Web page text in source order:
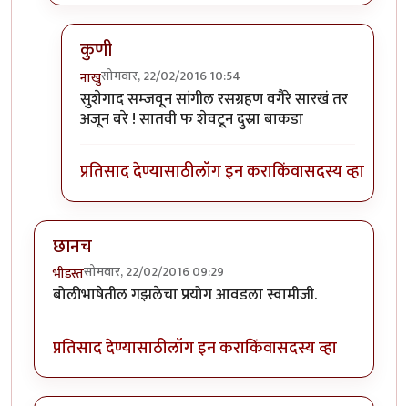
कुणी
नाखुसोमवार, 22/02/2016 10:54
In reply to+११byप्राची अश्विनी
सुशेगाद सम्जवून सांगील रसग्रहण वगैरे सारखं तर
अजून बरे ! सातवी फ शेवटून दुस्रा बाकडा
प्रतिसाद देण्यासाठीलॉग इन कराकिंवासदस्य व्हा
छानच
भीडस्तसोमवार, 22/02/2016 09:29
बोलीभाषेतील गझलेचा प्रयोग आवडला स्वामीजी.
प्रतिसाद देण्यासाठीलॉग इन कराकिंवासदस्य व्हा